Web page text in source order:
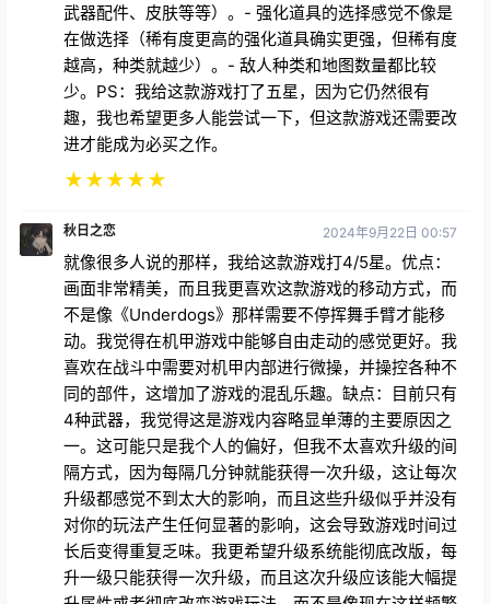
武器配件、皮肤等等）。- 强化道具的选择感觉不像是
在做选择（稀有度更高的强化道具确实更强，但稀有度
越高，种类就越少）。- 敌人种类和地图数量都比较
少。PS：我给这款游戏打了五星，因为它仍然很有
趣，我也希望更多人能尝试一下，但这款游戏还需要改
进才能成为必买之作。
★★★★★
秋日之恋 2024年9月22日 00:57
就像很多人说的那样，我给这款游戏打4/5星。优点：
画面非常精美，而且我更喜欢这款游戏的移动方式，而
不是像《Underdogs》那样需要不停挥舞手臂才能移
动。我觉得在机甲游戏中能够自由走动的感觉更好。我
喜欢在战斗中需要对机甲内部进行微操，并操控各种不
同的部件，这增加了游戏的混乱乐趣。缺点：目前只有
4种武器，我觉得这是游戏内容略显单薄的主要原因之
一。这可能只是我个人的偏好，但我不太喜欢升级的间
隔方式，因为每隔几分钟就能获得一次升级，这让每次
升级都感觉不到太大的影响，而且这些升级似乎并没有
对你的玩法产生任何显著的影响，这会导致游戏时间过
长后变得重复乏味。我更希望升级系统能彻底改版，每
升一级只能获得一次升级，而且这次升级应该能大幅提